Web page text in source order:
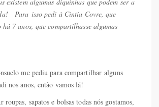
Para isso pedi à Cintia Covre, que
7 anos, que compartilhasse algumas
me pediu para compartilhar alguns
nos anos, então vamos lá!
roupas, sapatos e bolsas todas nós gostamos,